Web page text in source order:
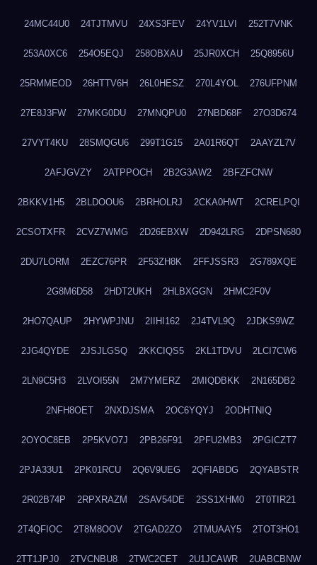
24MC44U0 24TJTMVU 24XS3FEV 24YV1LVI 252T7VNK
253A0XC6 254O5EQJ 258OBXAU 25JR0XCH 25Q8956U
25RMMEOD 26HTTV6H 26L0HESZ 270L4YOL 276UFPNM
27E8J3FW 27MKG0DU 27MNQPU0 27NBD68F 27O3D674
27VYT4KU 28SMQGU6 299T1G15 2A01R6QT 2AAYZL7V
2AFJGVZY 2ATPPOCH 2B2G3AW2 2BFZFCNW
2BKKV1H5 2BLDOOU6 2BRHOLRJ 2CKA0HWT 2CRELPQI
2CSOTXFR 2CVZ7WMG 2D26EBXW 2D942LRG 2DPSN680
2DU7LORM 2EZC76PR 2F53ZH8K 2FFJSSR3 2G789XQE
2G8M6D58 2HDT2UKH 2HLBXGGN 2HMC2F0V
2HO7QAUP 2HYWPJNU 2IIHI162 2J4TVL9Q 2JDKS9WZ
2JG4QYDE 2JSJLGSQ 2KKCIQS5 2KL1TDVU 2LCI7CW6
2LN9C5H3 2LVOI55N 2M7YMERZ 2MIQDBKK 2N165DB2
2NFH8OET 2NXDJSMA 2OC6YQYJ 2ODHTNIQ
2OYOC8EB 2P5KVO7J 2PB26F91 2PFU2MB3 2PGICZT7
2PJA33U1 2PK01RCU 2Q6V9UEG 2QFIABDG 2QYABSTR
2R02B74P 2RPXRAZM 2SAV54DE 2SS1XHM0 2T0TIR21
2T4QFIOC 2T8M8OOV 2TGAD2ZO 2TMUAAY5 2TOT3HO1
2TT1JPJ0 2TVCNBU8 2TWC2CET 2U1JCAWR 2UABCBNW